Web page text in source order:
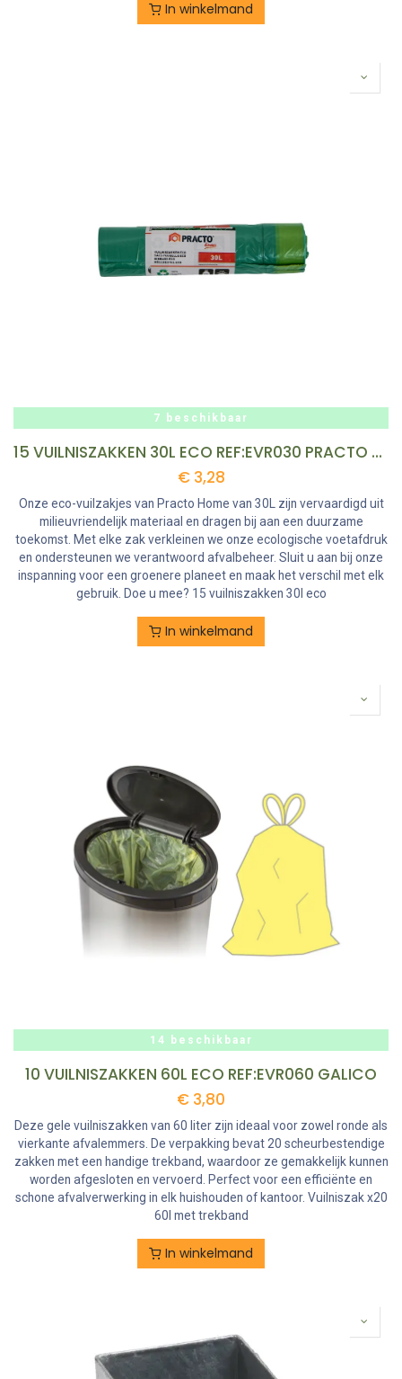
In winkelmand
7 beschikbaar
15 VUILNISZAKKEN 30L ECO REF:EVR030 PRACTO HOME
€ 3,28
Onze eco-vuilzakjes van Practo Home van 30L zijn vervaardigd uit
milieuvriendelijk materiaal en dragen bij aan een duurzame
toekomst. Met elke zak verkleinen we onze ecologische voetafdruk
en ondersteunen we verantwoord afvalbeheer. Sluit u aan bij onze
inspanning voor een groenere planeet en maak het verschil met elk
gebruik. Doe u mee? 15 vuilniszakken 30l eco
In winkelmand
14 beschikbaar
10 VUILNISZAKKEN 60L ECO REF:EVR060 GALICO
€ 3,80
Deze gele vuilniszakken van 60 liter zijn ideaal voor zowel ronde als
vierkante afvalemmers. De verpakking bevat 20 scheurbestendige
zakken met een handige trekband, waardoor ze gemakkelijk kunnen
worden afgesloten en vervoerd. Perfect voor een efficiënte en
schone afvalverwerking in elk huishouden of kantoor. Vuilniszak x20
60l met trekband
In winkelmand